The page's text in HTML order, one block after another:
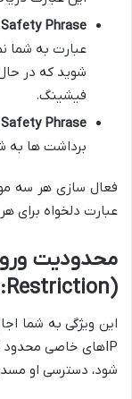
Phrase:
عبارت به شما
شوید که در
فیشینگ.
Phrase:
برداشت ها به
فعال سازی هر سه
عبارت دلخواه برای
Restriction): انتخابی با احتیاط
این ویژگی به شما
شود، دسترسی او